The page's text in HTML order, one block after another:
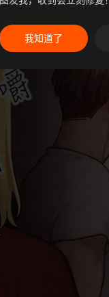
我知道了